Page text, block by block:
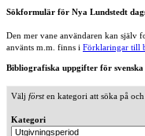
Sökformulär för Nya Lundstedt
Den mer vane användaren kan själv
använts m.m. finns i Förklaringar till
Bibliografiska uppgifter för
Välj försten kategori att söka på
Kategori